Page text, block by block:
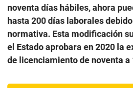
noventa días hábiles, ahora
hasta 200 días laborales
normativa. Esta modificación
el Estado aprobara en 2020 la
de licenciamiento de noventa a